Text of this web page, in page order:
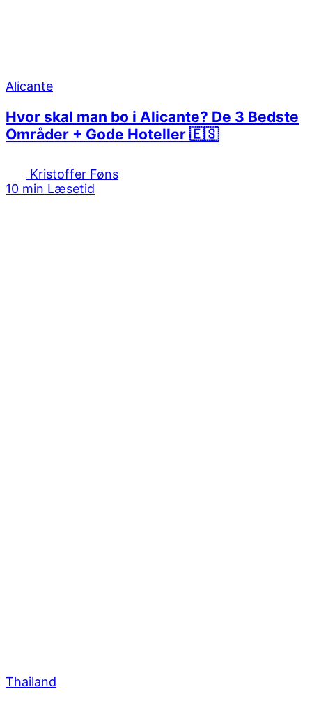
Alicante
Hvor skal man bo i Alicante? De 3 Bedste
Områder + Gode Hoteller 🇪🇸
Kristoffer Føns
10 min Læsetid
Thailand